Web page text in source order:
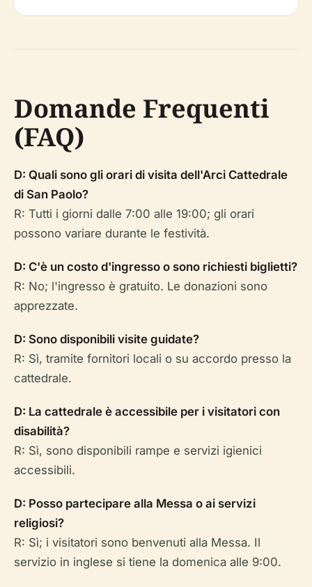
Domande Frequenti
(FAQ)
D: Quali sono gli orari di visita dell'Arci Cattedrale
di San Paolo?
R: Tutti i giorni dalle 7:00 alle 19:00; gli orari
possono variare durante le festività.
D: C'è un costo d'ingresso o sono richiesti biglietti?
R: No; l'ingresso è gratuito. Le donazioni sono
apprezzate.
D: Sono disponibili visite guidate?
R: Sì, tramite fornitori locali o su accordo presso la
cattedrale.
D: La cattedrale è accessibile per i visitatori con
disabilità?
R: Sì, sono disponibili rampe e servizi igienici
accessibili.
D: Posso partecipare alla Messa o ai servizi
religiosi?
R: Sì; i visitatori sono benvenuti alla Messa. Il
servizio in inglese si tiene la domenica alle 9:00.